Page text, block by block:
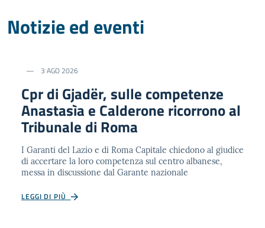
Notizie ed eventi
3 AGO 2026
Cpr di Gjadër, sulle competenze
Anastasìa e Calderone ricorrono al
Tribunale di Roma
I Garanti del Lazio e di Roma Capitale chiedono al giudice
di accertare la loro competenza sul centro albanese,
messa in discussione dal Garante nazionale
LEGGI DI PIÙ